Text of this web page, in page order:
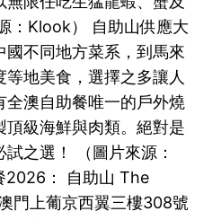
：Klook） 自助山供應大
國不同地方菜系，到馬來
地美食，選擇之多讓人
全澳自助餐唯一的戶外燒
頂級海鮮與肉類。絕對是
之選！ （圖片來源：
2026： 自助山 The
門上葡京西翼三樓308號